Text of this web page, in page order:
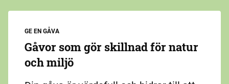
GE EN GÅVA
Gåvor som gör skillnad för natur
och miljö